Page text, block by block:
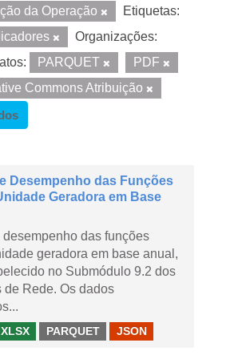
da Operação
Etiquetas:
Organizações:
PARQUET
PDF
Commons Atribuição
Desempenho das Funções
Geradora em Base
desempenho das funções
geradora em base anual,
no Submódulo 9.2 dos
de Rede. Os dados
XLSX PARQUET JSON